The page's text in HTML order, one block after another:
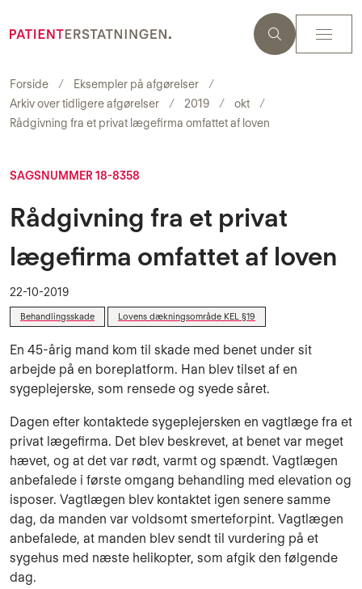
Forside
Eksempler på afgørelser
Arkiv over tidligere afgørelser
2019
okt
Rådgivning fra et privat lægefirma omfattet af loven
SAGSNUMMER 18-8358
Rådgivning fra et privat
lægefirma omfattet af loven
22-10-2019
Behandlingsskade Lovens dækningsområde KEL §19
En 45-årig mand kom til skade med benet under sit
arbejde på en boreplatform. Han blev tilset af en
sygeplejerske, som rensede og syede såret.
Dagen efter kontaktede sygeplejersken en vagtlæge fra et
privat lægefirma. Det blev beskrevet, at benet var meget
hævet, og at det var rødt, varmt og spændt. Vagtlægen
anbefalede i første omgang behandling med elevation og
isposer. Vagtlægen blev kontaktet igen senere samme
dag, da manden var voldsomt smerteforpint. Vagtlægen
anbefalede, at manden blev sendt til vurdering på et
sygehus med næste helikopter, som afgik den følgende
dag.